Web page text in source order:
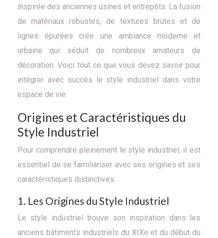
inspirée des anciennes usines et entrepôts. La fusion
de matériaux robustes, de textures brutes et de
lignes épurées crée une ambiance moderne et
urbaine qui séduit de nombreux amateurs de
décoration. Voici tout ce que vous devez savoir pour
intégrer avec succès le style industriel dans votre
espace de vie.
Origines et Caractéristiques du
Style Industriel
Pour comprendre pleinement le style industriel, il est
essentiel de se familiariser avec ses origines et ses
caractéristiques distinctives.
1. Les Origines du Style Industriel
Le style industriel trouve son inspiration dans les
anciens bâtiments industriels du XIXe et du début du